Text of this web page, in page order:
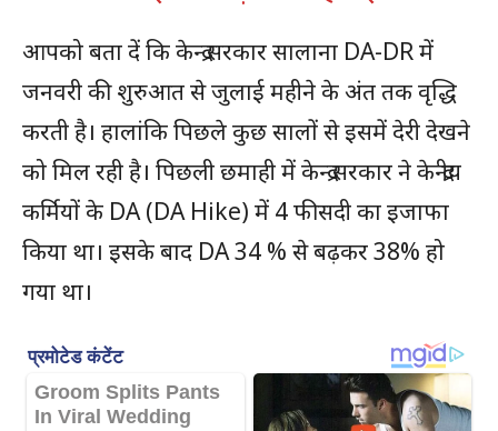
आपको बता दें कि केन्द्र सरकार सालाना DA-DR में
जनवरी की शुरुआत से जुलाई महीने के अंत तक वृद्धि
करती है। हालांकि पिछले कुछ सालों से इसमें देरी देखने
को मिल रही है। पिछली छमाही में केन्द्र सरकार ने केन्द्रीय
कर्मियों के DA (DA Hike) में 4 फीसदी का इजाफा
किया था। इसके बाद DA 34 % से बढ़कर 38% हो
गया था।